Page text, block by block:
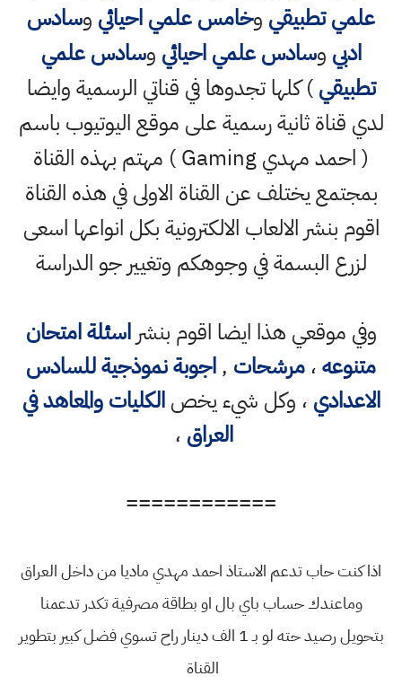
علمي تطبيقي وخامس علمي احيائي وسادس
ادبي وسادس علمي احيائي وسادس علمي
تطبيقي) كلها تجدوها في قناتي الرسمية وايضا
لدي قناة ثانية رسمية على موقع اليوتيوب باسم
( احمد مهدي Gaming ) مهتم بهذه القناة
بمجتمع يختلف عن القناة الاولى في هذه القناة
اقوم بنشر الالعاب الالكترونية بكل انواعها اسعى
لزرع البسمة في وجوهكم وتغيير جو الدراسة
وفي موقعي هذا ايضا اقوم بنشراسئلة امتحان
متنوعه،مرشحات ,اجوبة نموذجية للسادس
الاعدادي ، وكل شيء يخصالكليات والمعاهد في
العراق ،
============
اذا كنت حاب تدعم الاستاذ احمد مهدي ماديا من داخل العراق
وماعندك حساب باي بال او بطاقة مصرفية تكدر تدعمنا
بتحويل رصيد حته لو بـ 1 الف دينار راح تسوي فضل كبير بتطوير
القناة